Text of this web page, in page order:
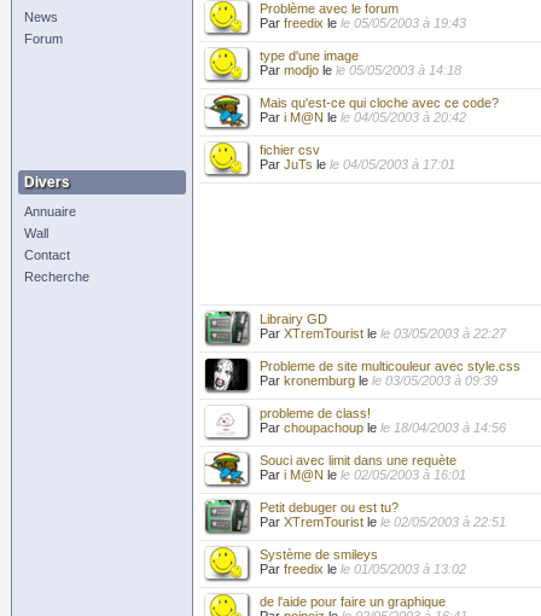
News
Forum
Divers
Annuaire
Wall
Contact
Recherche
Problème avec le forum
Par freedix le le 05/05/2003 à 19:43
type d'une image
Par modjo le le 05/05/2003 à 14:18
Mais qu'est-ce qui cloche avec ce code?
Par i M@N le le 04/05/2003 à 20:42
fichier csv
Par JuTs le le 04/05/2003 à 17:01
Librairy GD
Par XTremTourist le le 03/05/2003 à 22:27
Probleme de site multicouleur avec style.css
Par kronemburg le le 03/05/2003 à 09:39
probleme de class!
Par choupachoup le le 18/04/2003 à 14:56
Souci avec limit dans une requète
Par i M@N le le 02/05/2003 à 16:01
Petit debuger ou est tu?
Par XTremTourist le le 02/05/2003 à 22:51
Système de smileys
Par freedix le le 01/05/2003 à 13:02
de l'aide pour faire un graphique